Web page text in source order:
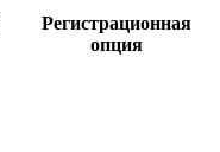
Регистрационная
опция